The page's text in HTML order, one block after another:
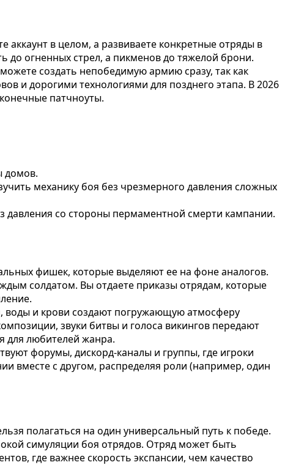
аккаунт в целом, а развиваете конкретные отряды в
до огненных стрел, а пикменов до тяжелой брони.
создать непобедимую армию сразу, так как
и дорогими технологиями для позднего этапа. В 2026
патчноуты.
домов.
механику боя без чрезмерного давления сложных
давления со стороны пермаментной смерти кампании.
фишек, которые выделяют ее на фоне аналогов.
солдатом. Вы отдаете приказы отрядам, которые
воды и крови создают погружающую атмосферу
звуки битвы и голоса викингов передают
для любителей жанра.
форумы, дискорд-каналы и группы, где игроки
вместе с другом, распределяя роли (например, один
полагаться на один универсальный путь к победе.
симуляции боя отрядов. Отряд может быть
где важнее скорость экспансии, чем качество